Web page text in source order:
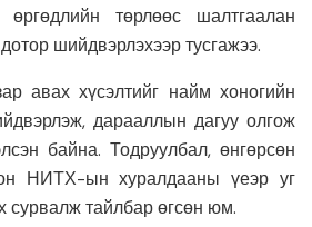
өргөдлийн төрлөөс шалтгаалан
шийдвэрлэхээр тусгажээ.
авах хүсэлтийг найм хоногийн
дарааллын дагуу олгож
байна. Тодруулбал, өнгөрсөн
НИТХ-ын хуралдааны үеэр уг
сурвалж тайлбар өгсөн юм.